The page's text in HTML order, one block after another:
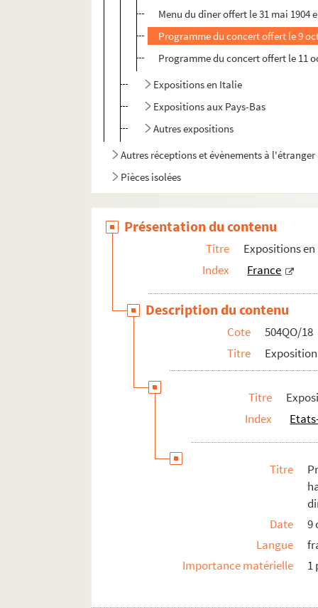
Menu du dîner offert le 31 mai 1904
Programme du concert offert le 9
Programme du concert offert le 11
Expositions en Italie
Expositions aux Pays-Bas
Autres expositions
Autres réceptions et évènements à l'étranger
Pièces isolées
Présentation du contenu
Titre
Expositions
Index
France
Description du contenu
Cote
504QO/18
Titre
Titre
Index
Titre
Date
9
Langue
Importance matérielle
1